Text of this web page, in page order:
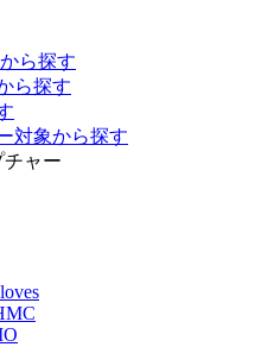
ら探す
ら探す
対象から探す
ャー